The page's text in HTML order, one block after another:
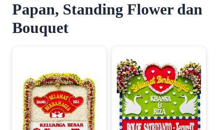
Papan, Standing Flower dan
Bouquet